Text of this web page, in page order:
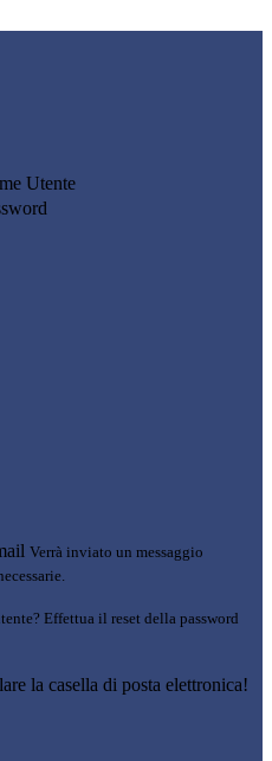
Utente
Verrà inviato un messaggio
Effettua il reset della password
la casella di posta elettronica!